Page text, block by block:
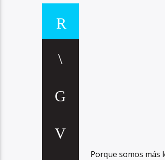
Porque somos más